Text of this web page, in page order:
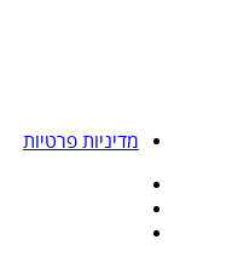
מדיניות פרטיות